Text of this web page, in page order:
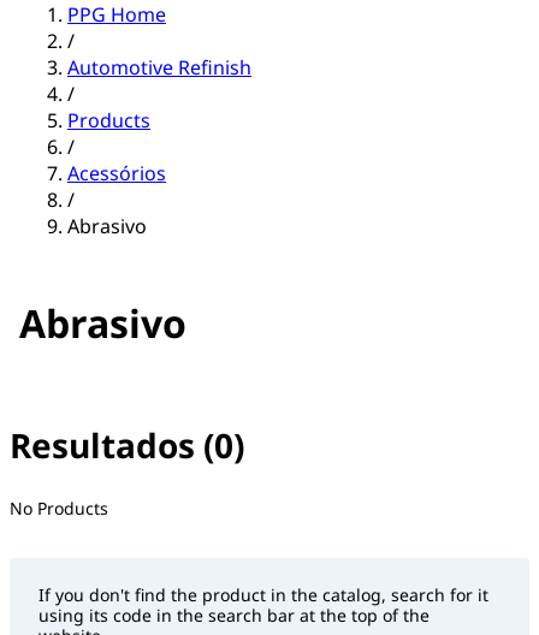
PPG Home
/
Automotive Refinish
/
Products
/
Acessórios
/
Abrasivo
Abrasivo
Resultados (0)
No filter(s) selected
No Products
If you don't find the product in the catalog, search for it
using its code in the search bar at the top of the